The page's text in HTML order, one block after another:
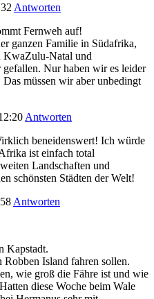
Antworten
Fernweh auf!
ganzen Familie in Südafrika,
KwaZulu-Natal und
Nur haben wir es leider
müssen wir aber unbedingt
Antworten
beneidenswert! Ich würde
ist einfach total
Landschaften und
schönsten Städten der Welt!
Antworten
Kapstadt.
Island fahren sollen.
wie groß die Fähre ist und wie
diese Woche beim Wale